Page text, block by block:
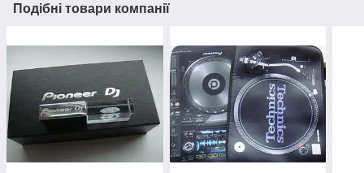
Подібні товари компанії